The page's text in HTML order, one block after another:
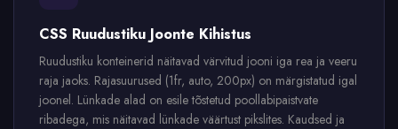
CSS Ruudustiku Joonte Kihistus
Ruudustiku konteinerid näitavad värvitud jooni iga rea ja veeru
raja jaoks. Rajasuurused (1fr, auto, 200px) on märgistatud igal
joonel. Lünkade alad on esile tõstetud poollabipaistvate
ribadega, mis näitavad lünkade väärtust pikslites. Kaudsed ja